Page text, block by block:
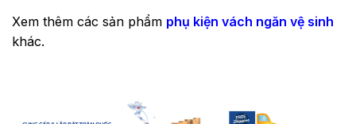
Xem thêm các sản phẩm phụ kiện vách ngăn vệ sinh
khác.